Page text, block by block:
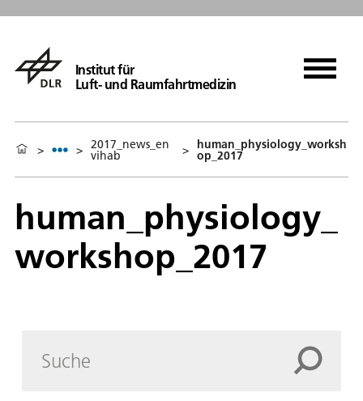
Institut für
Luft- und Raumfahrtmedizin
> > 2017_news_en
vihab > human_physiology_worksh
op_2017
human_physiology_
workshop_2017